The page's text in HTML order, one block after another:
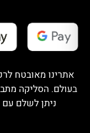
ניתן לשלם עם